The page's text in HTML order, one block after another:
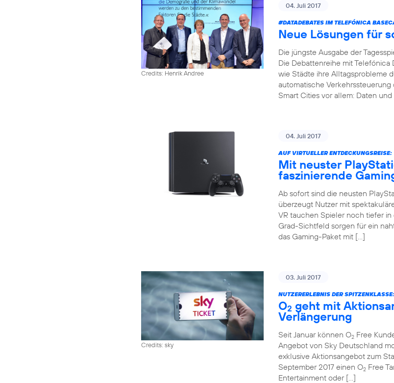
Credits: Henrik Andree
04. Juli 2017
#DATADEBATES IM TELEFÓNICA
Neue Lösungen für
Die jüngste Ausgabe der
Die Debattenreihe mit Telefónica
wie Städte ihre Alltagsprobleme
automatische
Smart Cities vor allem: Daten
04. Juli 2017
AUF VIRTUELLER ENTDECKUNGSREISE:
Mit neuster
faszinierende
Ab sofort sind die neusten
überzeugt Nutzer mit
VR tauchen Spieler noch tiefer
Grad-Sichtfeld sorgen für ein
das Gaming-Paket mit […]
Credits: sky
03. Juli 2017
NUTZERERLEBNIS DER SPITZENKLASSE:
O2 geht mit
Verlängerung
Seit Januar können O2 Free
Angebot von Sky Deutschland
exklusive Aktionsangebot zum
September 2017 einen O2 Free
Entertainment oder […]